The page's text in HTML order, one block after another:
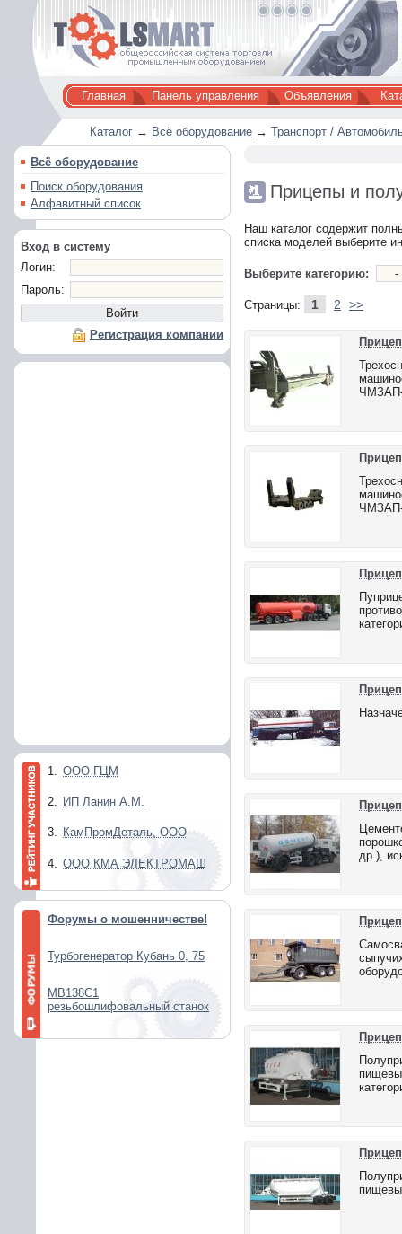
Главная Панель управления Объявления
Каталог → Всё оборудование → Транспорт /
Всё оборудование
Поиск оборудования
Алфавитный список
Вход в систему
Логин:
Пароль:
Регистрация компании
1. ООО ГЦМ
2. ИП Ланин А.М.
3. КамПромДеталь, ООО
4. ООО КМА ЭЛЕКТРОМАШ
Форумы о мошенничестве!
Турбогенератор Кубань 0, 75
МВ138С1
резьбошлифовальный станок
Прицепы и
Наш каталог содержит
списка моделей выберите
Выберите категорию:
Страницы: 1 2 >>
др.),